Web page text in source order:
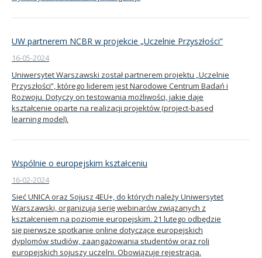
UW partnerem NCBR w projekcie „Uczelnie Przyszłości”
16-05-2024
Uniwersytet Warszawski został partnerem projektu „Uczelnie
Przyszłości”, którego liderem jest Narodowe Centrum Badań i
Rozwoju. Dotyczy on testowania możliwości, jakie daje
kształcenie oparte na realizacji projektów (project-based
learning model).
Wspólnie o europejskim kształceniu
16-02-2024
Sieć UNICA oraz Sojusz 4EU+, do których należy Uniwersytet
Warszawski, organizują serię webinarów związanych z
kształceniem na poziomie europejskim. 21 lutego odbędzie
się pierwsze spotkanie online dotyczące europejskich
dyplomów studiów, zaangażowania studentów oraz roli
europejskich sojuszy uczelni. Obowiązuje rejestracja.